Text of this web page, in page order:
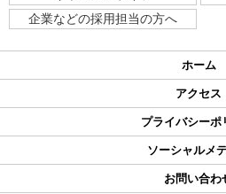
企業などの採用担当の方へ
ホーム
アクセス
プライバシーポ
ソーシャルメ
お問い合わ